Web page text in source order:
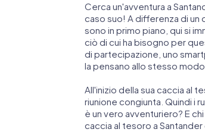
Cerca un'avventura a
caso suo! A differenza di un
sono in primo piano, qui si
ciò di cui ha bisogno per
di partecipazione, uno
la pensano allo stesso
All'inizio della sua caccia al
riunione congiunta. Quindi i
è un vero avventuriero? E
caccia al tesoro a